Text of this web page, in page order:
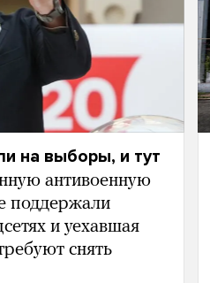
на выборы, и тут
антивоенную
поддержали
и уехавшая
снять